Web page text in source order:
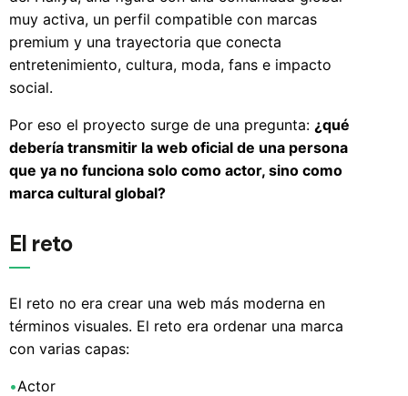
muy activa, un perfil compatible con marcas
premium y una trayectoria que conecta
entretenimiento, cultura, moda, fans e impacto
social.
Por eso el proyecto surge de una pregunta: ¿qué
debería transmitir la web oficial de una persona
que ya no funciona solo como actor, sino como
marca cultural global?
El reto
El reto no era crear una web más moderna en
términos visuales. El reto era ordenar una marca
con varias capas:
•Actor